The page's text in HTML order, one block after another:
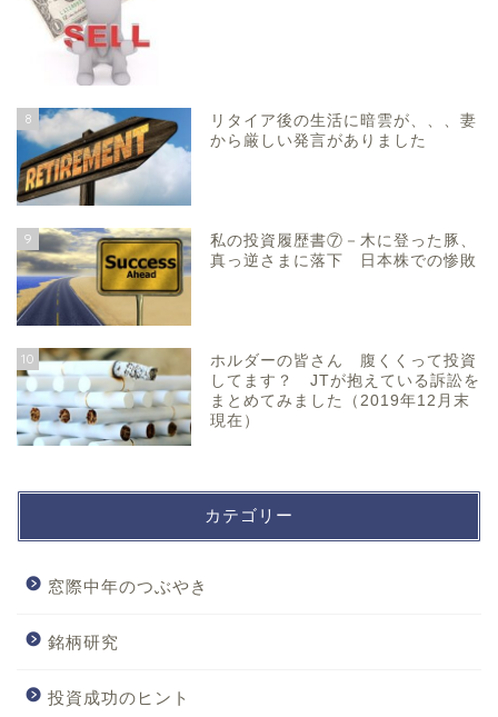
8
リタイア後の生活に暗雲が、、、妻
から厳しい発言がありました
9
私の投資履歴書⑦－木に登った豚、
真っ逆さまに落下 日本株での惨敗
10
ホルダーの皆さん 腹くくって投資
してます？ JTが抱えている訴訟を
まとめてみました（2019年12月末
現在）
カテゴリー
窓際中年のつぶやき
銘柄研究
投資成功のヒント